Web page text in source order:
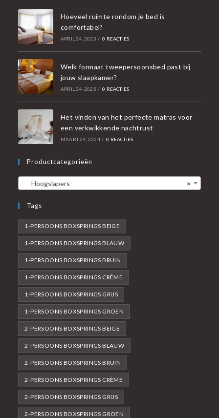
Hoeveel ruimte rondom je bed is
comfortabel?
APRIL 24, 2025 / 0 REACTIES
Welk formaat tweepersoonsbed past bij
jouw slaapkamer?
APRIL 24, 2025 / 0 REACTIES
Het vinden van het perfecte matras voor
een verkwikkende nachtrust
MAART 24, 2024 / 0 REACTIES
Productcategorieën
×
Hoogslapers
Tags
1-PERSOONS BOXSPRINGS BEIGE
1-PERSOONS BOXSPRINGS BLAUW
1-PERSOONS BOXSPRINGS BRUIN
1-PERSOONS BOXSPRINGS CRÈME
1-PERSOONS BOXSPRINGS GRIJS
1-PERSOONS BOXSPRINGS GROEN
2-PERSOONS BOXSPRINGS BEIGE
2-PERSOONS BOXSPRINGS BLAUW
2-PERSOONS BOXSPRINGS BRUIN
2-PERSOONS BOXSPRINGS CRÈME
2-PERSOONS BOXSPRINGS GRIJS
2-PERSOONS BOXSPRINGS GROEN